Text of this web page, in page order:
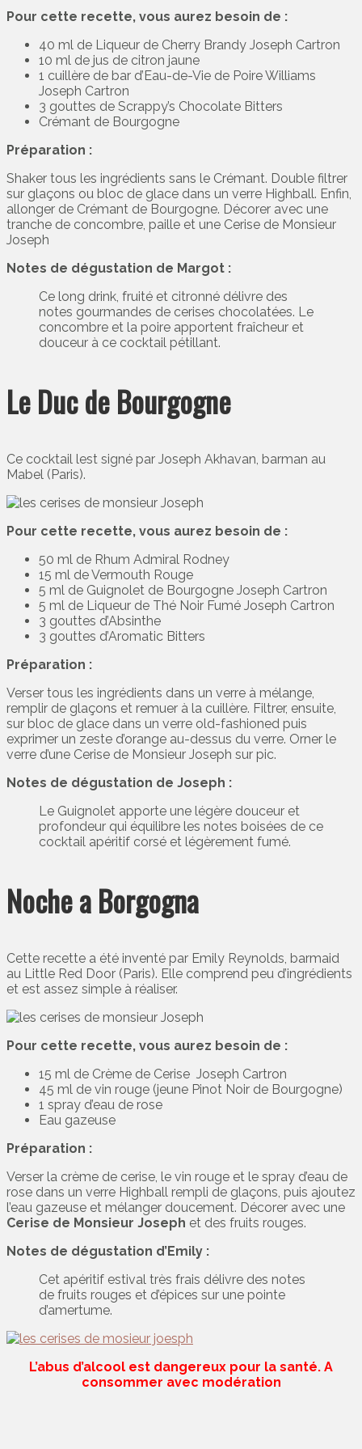
Pour cette recette, vous aurez besoin de :
40 ml de Liqueur de Cherry Brandy Joseph Cartron
10 ml de jus de citron jaune
1 cuillère de bar d’Eau-de-Vie de Poire Williams
Joseph Cartron
3 gouttes de Scrappy’s Chocolate Bitters
Crémant de Bourgogne
Préparation :
Shaker tous les ingrédients sans le Crémant. Double filtrer
sur glaçons ou bloc de glace dans un verre Highball. Enfin,
allonger de Crémant de Bourgogne. Décorer avec une
tranche de concombre, paille et une Cerise de Monsieur
Joseph
Notes de dégustation de Margot :
Ce long drink, fruité et citronné délivre des
notes gourmandes de cerises chocolatées. Le
concombre et la poire apportent fraîcheur et
douceur à ce cocktail pétillant.
Le Duc de Bourgogne
Ce cocktail lest signé par Joseph Akhavan, barman au
Mabel (Paris).
Pour cette recette, vous aurez besoin de :
50 ml de Rhum Admiral Rodney
15 ml de Vermouth Rouge
5 ml de Guignolet de Bourgogne Joseph Cartron
5 ml de Liqueur de Thé Noir Fumé Joseph Cartron
3 gouttes d’Absinthe
3 gouttes d’Aromatic Bitters
Préparation :
Verser tous les ingrédients dans un verre à mélange,
remplir de glaçons et remuer à la cuillère. Filtrer, ensuite,
sur bloc de glace dans un verre old-fashioned puis
exprimer un zeste d’orange au-dessus du verre. Orner le
verre d’une Cerise de Monsieur Joseph sur pic.
Notes de dégustation de Joseph :
Le Guignolet apporte une légère douceur et
profondeur qui équilibre les notes boisées de ce
cocktail apéritif corsé et légèrement fumé.
Noche a Borgogna
Cette recette a été inventé par Emily Reynolds, barmaid
au Little Red Door (Paris). Elle comprend peu d’ingrédients
et est assez simple à réaliser.
Pour cette recette, vous aurez besoin de :
15 ml de Crème de Cerise Joseph Cartron
45 ml de vin rouge (jeune Pinot Noir de Bourgogne)
1 spray d’eau de rose
Eau gazeuse
Préparation :
Verser la crème de cerise, le vin rouge et le spray d’eau de
rose dans un verre Highball rempli de glaçons, puis ajoutez
l’eau gazeuse et mélanger doucement. Décorer avec une
Cerise de Monsieur Joseph et des fruits rouges.
Notes de dégustation d’Emily :
Cet apéritif estival très frais délivre des notes
de fruits rouges et d’épices sur une pointe
d’amertume.
L’abus d’alcool est dangereux pour la santé. A
consommer avec modération